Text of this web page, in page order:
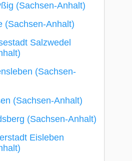
(Sachsen-Anhalt)
(Sachsen-Anhalt)
Salzwedel
(Sachsen-
(Sachsen-Anhalt)
(Sachsen-Anhalt)
Eisleben